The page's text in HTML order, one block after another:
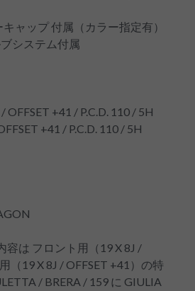
ャップ 付属（カラー指定有）
システム付属
OFFSET +41 / P.C.D. 110 / 5H
+41 / P.C.D. 110 / 5H
は フロント用（19 X 8J /
（19 X 8J / OFFSET +41）の特
/ BRERA / 159 に GIULIA